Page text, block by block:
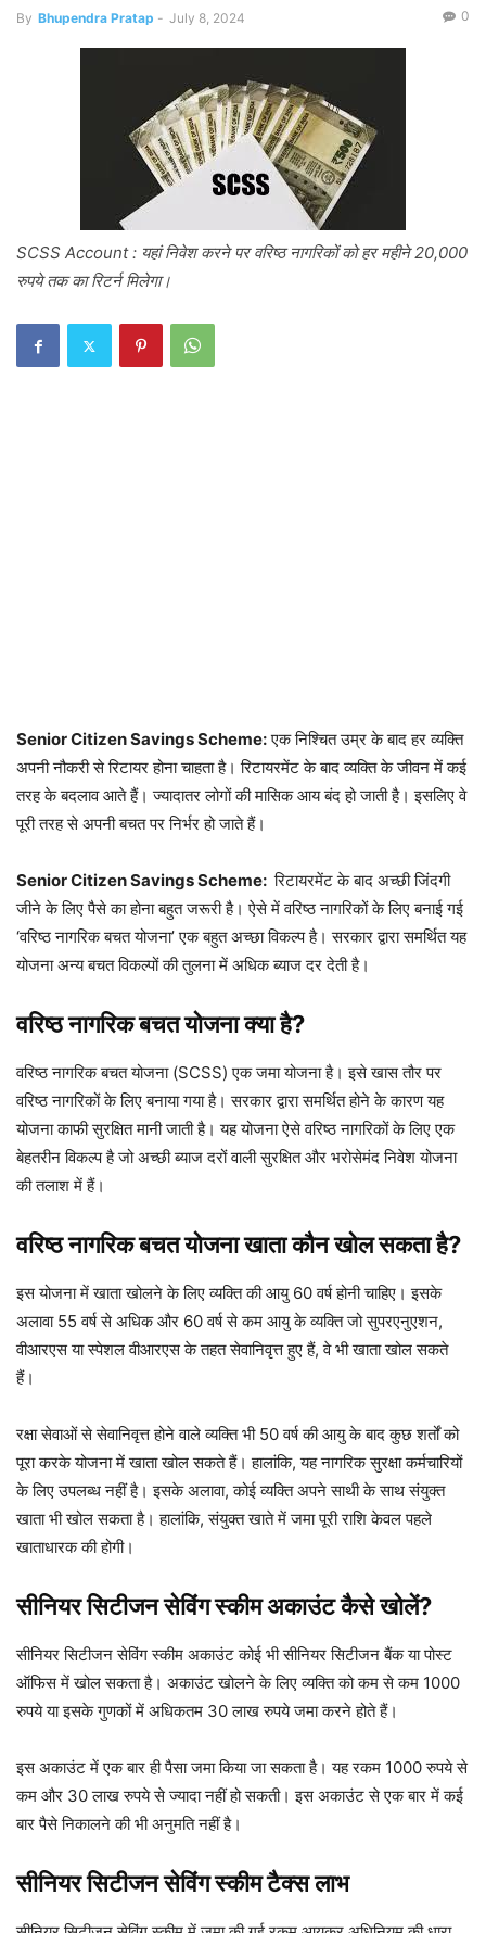
By Bhupendra Pratap - July 8, 2024 0
SCSS Account : यहां निवेश करने पर वरिष्ठ नागरिकों को हर महीने 20,000
रुपये तक का रिटर्न मिलेगा।
Senior Citizen Savings Scheme:एक निश्चित उम्र के बाद हर व्यक्ति
अपनी नौकरी से रिटायर होना चाहता है। रिटायरमेंट के बाद व्यक्ति के जीवन में कई
तरह के बदलाव आते हैं। ज्यादातर लोगों की मासिक आय बंद हो जाती है। इसलिए वे
पूरी तरह से अपनी बचत पर निर्भर हो जाते हैं।
Senior Citizen Savings Scheme: रिटायरमेंट के बाद अच्छी जिंदगी
जीने के लिए पैसे का होना बहुत जरूरी है। ऐसे में वरिष्ठ नागरिकों के लिए बनाई गई
‘वरिष्ठ नागरिक बचत योजना’ एक बहुत अच्छा विकल्प है। सरकार द्वारा समर्थित यह
योजना अन्य बचत विकल्पों की तुलना में अधिक ब्याज दर देती है।
वरिष्ठ नागरिक बचत योजना क्या है?
वरिष्ठ नागरिक बचत योजना (SCSS) एक जमा योजना है। इसे खास तौर पर
वरिष्ठ नागरिकों के लिए बनाया गया है। सरकार द्वारा समर्थित होने के कारण यह
योजना काफी सुरक्षित मानी जाती है। यह योजना ऐसे वरिष्ठ नागरिकों के लिए एक
बेहतरीन विकल्प है जो अच्छी ब्याज दरों वाली सुरक्षित और भरोसेमंद निवेश योजना
की तलाश में हैं।
वरिष्ठ नागरिक बचत योजना खाता कौन खोल सकता है?
इस योजना में खाता खोलने के लिए व्यक्ति की आयु 60 वर्ष होनी चाहिए। इसके
अलावा 55 वर्ष से अधिक और 60 वर्ष से कम आयु के व्यक्ति जो सुपरएनुएशन,
वीआरएस या स्पेशल वीआरएस के तहत सेवानिवृत्त हुए हैं, वे भी खाता खोल सकते
हैं।
रक्षा सेवाओं से सेवानिवृत्त होने वाले व्यक्ति भी 50 वर्ष की आयु के बाद कुछ शर्तों को
पूरा करके योजना में खाता खोल सकते हैं। हालांकि, यह नागरिक सुरक्षा कर्मचारियों
के लिए उपलब्ध नहीं है। इसके अलावा, कोई व्यक्ति अपने साथी के साथ संयुक्त
खाता भी खोल सकता है। हालांकि, संयुक्त खाते में जमा पूरी राशि केवल पहले
खाताधारक की होगी।
सीनियर सिटीजन सेविंग स्कीम अकाउंट कैसे खोलें?
सीनियर सिटीजन सेविंग स्कीम अकाउंट कोई भी सीनियर सिटीजन बैंक या पोस्ट
ऑफिस में खोल सकता है। अकाउंट खोलने के लिए व्यक्ति को कम से कम 1000
रुपये या इसके गुणकों में अधिकतम 30 लाख रुपये जमा करने होते हैं।
इस अकाउंट में एक बार ही पैसा जमा किया जा सकता है। यह रकम 1000 रुपये से
कम और 30 लाख रुपये से ज्यादा नहीं हो सकती। इस अकाउंट से एक बार में कई
बार पैसे निकालने की भी अनुमति नहीं है।
सीनियर सिटीजन सेविंग स्कीम टैक्स लाभ